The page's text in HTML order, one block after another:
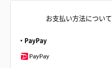
お支払い方法について
・PayPay